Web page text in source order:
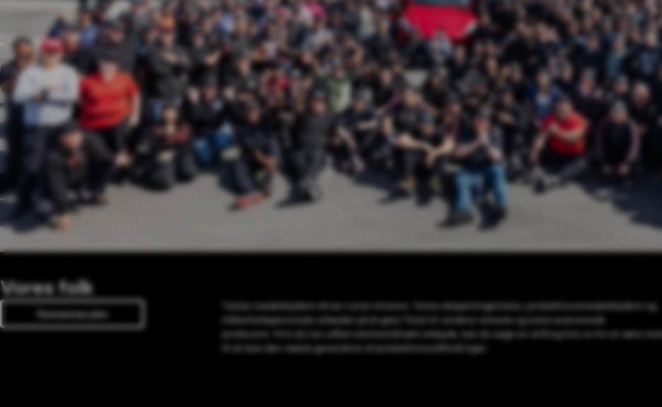
Vores folk
Gennemse jobs
Teslas medarbejdere driver vores mission. Vores ekspertingeniører, produktionsmedarbejdere og
sikkerhedspersonale arbejder på at gøre Tesla til verdens reneste og mest avancerede
producent. Hvis du har udført ekstraordinært arbejde, kan du søge en stilling hos os for at være med
til at løse den næste generation af produktionsudfordringer.